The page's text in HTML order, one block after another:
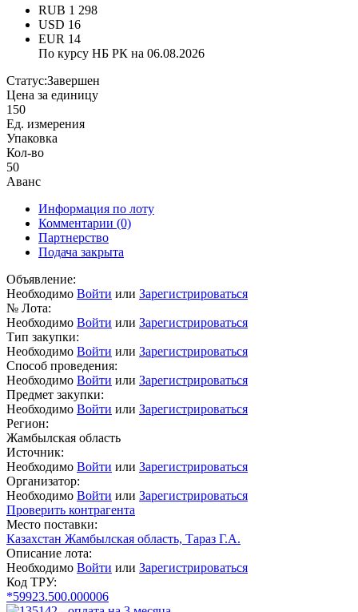
RUB 1 298
USD 16
EUR 14
По курсу НБ РК на 06.08.2026
Статус:Завершен
Цена за единицу
150
Ед. измерения
Упаковка
Кол-во
50
Аванс
Информация по лоту
Комментарии (0)
Партнерство
Подача закрыта
Объявление:
Необходимо Войти или Зарегистрироваться
№ Лота:
Необходимо Войти или Зарегистрироваться
Тип закупки:
Необходимо Войти или Зарегистрироваться
Способ проведения:
Необходимо Войти или Зарегистрироваться
Предмет закупки:
Необходимо Войти или Зарегистрироваться
Регион:
Жамбылская область
Источник:
Необходимо Войти или Зарегистрироваться
Организатор:
Необходимо Войти или Зарегистрироваться
Проверить контрагента
Место поставки:
Казахстан Жамбылская область, Тараз Г.А.
Описание лота:
Необходимо Войти или Зарегистрироваться
Код ТРУ:
*59923.500.000006